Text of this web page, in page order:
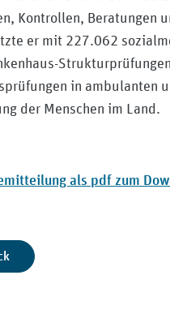
Kontrollen, Beratungen
er mit 227.062
in ambulanten
der Menschen im Land.
als pdf zum